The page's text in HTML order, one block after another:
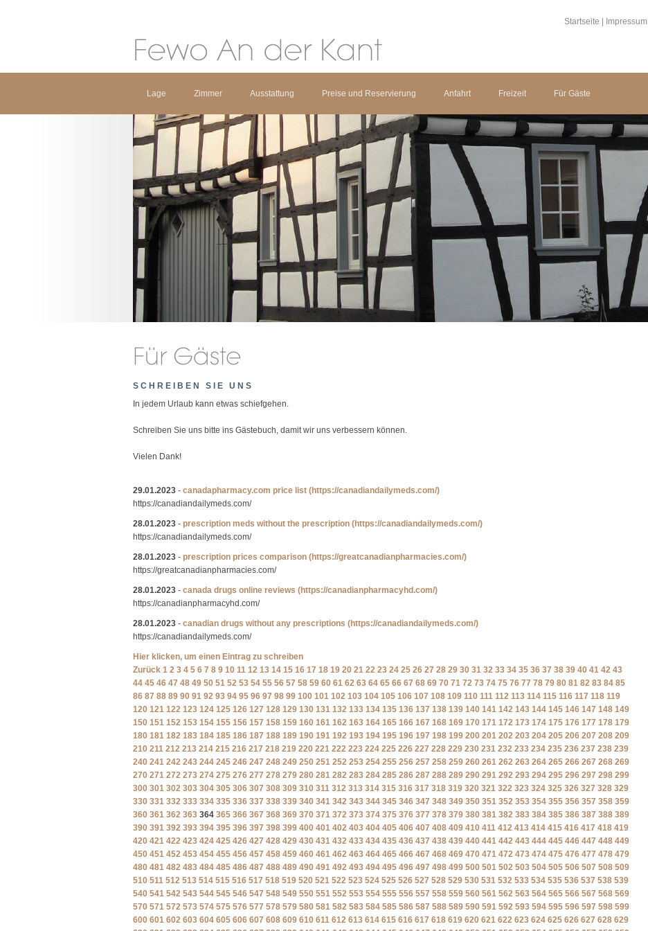
Startseite Impressum
Lage Zimmer Ausstattung Preise und Reservierung Anfahrt Freizeit Für Gäste
SCHREIBEN SIE UNS
In jedem Urlaub kann etwas schiefgehen.
Schreiben Sie uns bitte ins Gästebuch, damit wir uns verbessern können.
Vielen Dank!
29.01.2023 - canadapharmacy.com price list (https://canadiandailymeds.com/)
https://canadiandailymeds.com/
28.01.2023 - prescription meds without the prescription (https://canadiandailymeds.com/)
https://canadiandailymeds.com/
28.01.2023 - prescription prices comparison (https://greatcanadianpharmacies.com/)
https://greatcanadianpharmacies.com/
28.01.2023 - canada drugs online reviews (https://canadianpharmacyhd.com/)
https://canadianpharmacyhd.com/
28.01.2023 - canadian drugs without any prescriptions (https://canadiandailymeds.com/)
https://canadiandailymeds.com/
Hier klicken, um einen Eintrag zu schreiben
Zurück 1 2 3 4 5 6 7 8 9 10 11 12 13 14 15 16 17 18 19 20 21 22 23 24 25 26 27 28 29 30 31 32 33 34 35 36 37 38 39 40 41 42 43
44 45 46 47 48 49 50 51 52 53 54 55 56 57 58 59 60 61 62 63 64 65 66 67 68 69 70 71 72 73 74 75 76 77 78 79 80 81 82 83 84 85
86 87 88 89 90 91 92 93 94 95 96 97 98 99 100 101 102 103 104 105 106 107 108 109 110 111 112 113 114 115 116 117 118 119
120 121 122 123 124 125 126 127 128 129 130 131 132 133 134 135 136 137 138 139 140 141 142 143 144 145 146 147 148 149
150 151 152 153 154 155 156 157 158 159 160 161 162 163 164 165 166 167 168 169 170 171 172 173 174 175 176 177 178 179
180 181 182 183 184 185 186 187 188 189 190 191 192 193 194 195 196 197 198 199 200 201 202 203 204 205 206 207 208 209
210 211 212 213 214 215 216 217 218 219 220 221 222 223 224 225 226 227 228 229 230 231 232 233 234 235 236 237 238 239
240 241 242 243 244 245 246 247 248 249 250 251 252 253 254 255 256 257 258 259 260 261 262 263 264 265 266 267 268 269
270 271 272 273 274 275 276 277 278 279 280 281 282 283 284 285 286 287 288 289 290 291 292 293 294 295 296 297 298 299
300 301 302 303 304 305 306 307 308 309 310 311 312 313 314 315 316 317 318 319 320 321 322 323 324 325 326 327 328 329
330 331 332 333 334 335 336 337 338 339 340 341 342 343 344 345 346 347 348 349 350 351 352 353 354 355 356 357 358 359
360 361 362 363 364 365 366 367 368 369 370 371 372 373 374 375 376 377 378 379 380 381 382 383 384 385 386 387 388 389
390 391 392 393 394 395 396 397 398 399 400 401 402 403 404 405 406 407 408 409 410 411 412 413 414 415 416 417 418 419
420 421 422 423 424 425 426 427 428 429 430 431 432 433 434 435 436 437 438 439 440 441 442 443 444 445 446 447 448 449
450 451 452 453 454 455 456 457 458 459 460 461 462 463 464 465 466 467 468 469 470 471 472 473 474 475 476 477 478 479
480 481 482 483 484 485 486 487 488 489 490 491 492 493 494 495 496 497 498 499 500 501 502 503 504 505 506 507 508 509
510 511 512 513 514 515 516 517 518 519 520 521 522 523 524 525 526 527 528 529 530 531 532 533 534 535 536 537 538 539
540 541 542 543 544 545 546 547 548 549 550 551 552 553 554 555 556 557 558 559 560 561 562 563 564 565 566 567 568 569
570 571 572 573 574 575 576 577 578 579 580 581 582 583 584 585 586 587 588 589 590 591 592 593 594 595 596 597 598 599
600 601 602 603 604 605 606 607 608 609 610 611 612 613 614 615 616 617 618 619 620 621 622 623 624 625 626 627 628 629